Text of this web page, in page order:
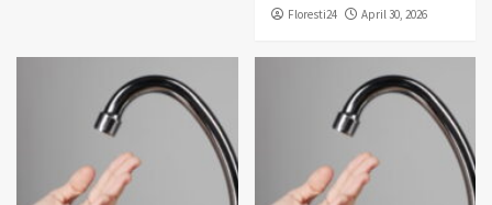
Floresti24 April 30, 2026